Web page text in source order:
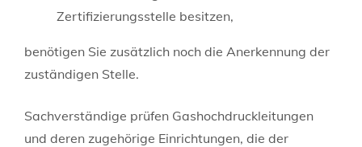
Zertifizierungsstelle besitzen,
benötigen Sie zusätzlich noch die Anerkennung der
zuständigen Stelle.
Sachverständige prüfen Gashochdruckleitungen
und deren zugehörige Einrichtungen, die der